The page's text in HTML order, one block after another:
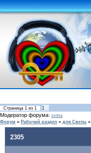
Страница 1 из 1
1
Модератор форума: sveta
Форум » Рабочий раздел » для Светы »
2305